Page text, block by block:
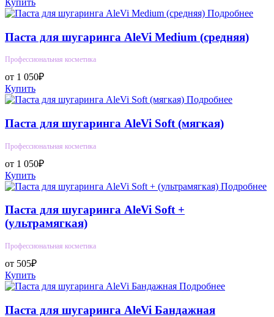
Подробнее
Паста для шугаринга AleVi Medium (средняя)
Профессиональная косметика
от 1 050₽
Купить
Подробнее
Паста для шугаринга AleVi Soft (мягкая)
Профессиональная косметика
от 1 050₽
Купить
Подробнее
Паста для шугаринга AleVi Soft +
(ультрамягкая)
Профессиональная косметика
от 505₽
Купить
Подробнее
Паста для шугаринга AleVi Бандажная